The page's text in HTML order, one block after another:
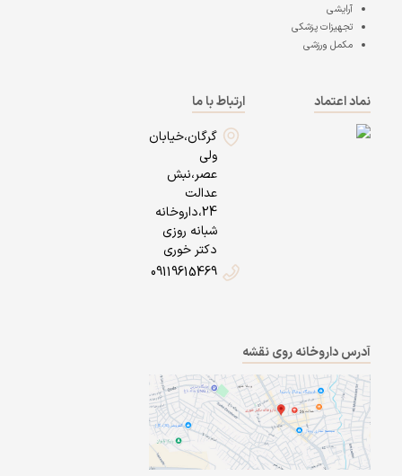
آرایشی
تجهیزات پزشکی
مکمل ورزشی
نماد اعتماد
ارتباط با ما
گرگان،خیابان
ولی
عصر،نبش
عدالت
24،داروخانه
شبانه روزی
دکتر خوری
09119615469
آدرس داروخانه روی نقشه